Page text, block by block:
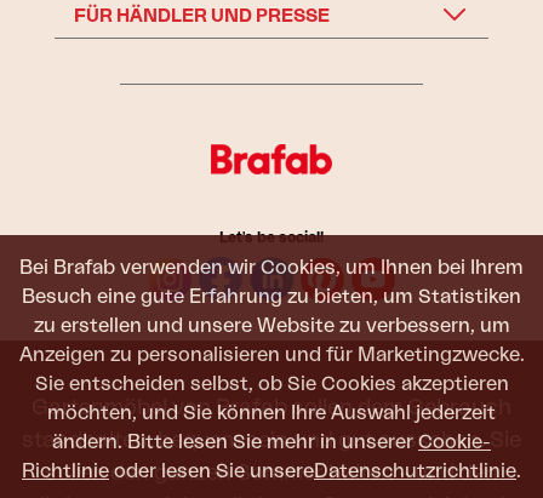
Bei Brafab verwenden wir Cookies, um Ihnen bei Ihrem
Besuch eine gute Erfahrung zu bieten, um Statistiken
zu erstellen und unsere Website zu verbessern, um
Anzeigen zu personalisieren und für Marketingzwecke.
Sie entscheiden selbst, ob Sie Cookies akzeptieren
möchten, und Sie können Ihre Auswahl jederzeit
ändern. Bitte lesen Sie mehr in unserer Cookie-
Richtlinie oder lesen Sie unsereDatenschutzrichtlinie.
FÜR HÄNDLER UND PRESSE
Let's be social!
Gartenmöbel von Brafab sollen dem Gebrauch
standhalten, bequem sein und gut aussehen. Sie
sollen den ganzen Sommer halten – und den